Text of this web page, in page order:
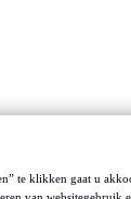
te klikken gaat u